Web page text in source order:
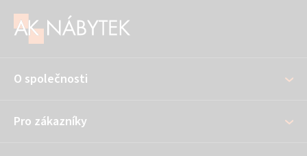
O společnosti
Pro zákazníky